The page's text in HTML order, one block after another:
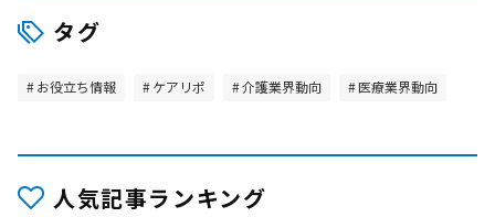
タグ
お役立ち情報 ケアリポ 介護業界動向 医療業界動向
人気記事ランキング